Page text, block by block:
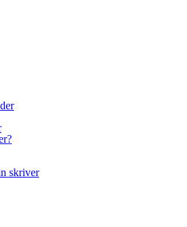
skriver